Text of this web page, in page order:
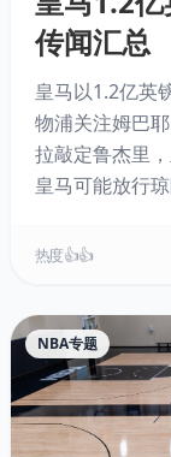
传闻汇总
皇马以1.2亿英
物浦关注姆巴
拉敲定鲁杰里
皇马可能放行
热度 👍👍
NBA专题